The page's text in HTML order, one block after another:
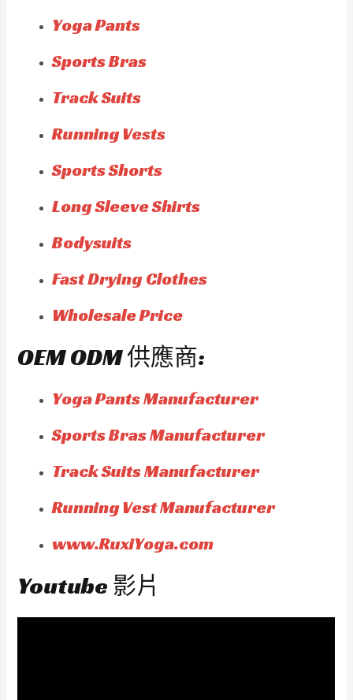
Yoga Pants
Sports Bras
Track Suits
Running Vests
Sports Shorts
Long Sleeve Shirts
Bodysuits
Fast Drying Clothes
Wholesale Price
OEM ODM 供應商:
Yoga Pants Manufacturer
Sports Bras Manufacturer
Track Suits Manufacturer
Running Vest Manufacturer
www.RuxiYoga.com
Youtube 影片